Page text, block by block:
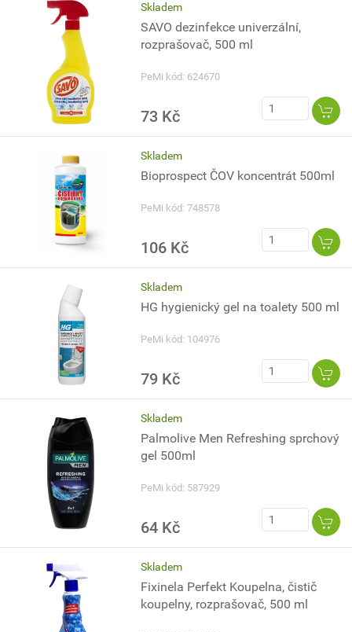
Skladem
SAVO dezinfekce univerzální,
rozprašovač, 500 ml
PeMi kód: 624670
73 Kč
Skladem
Bioprospect ČOV koncentrát 500ml
PeMi kód: 748578
106 Kč
Skladem
HG hygienický gel na toalety 500 ml
PeMi kód: 104976
79 Kč
Skladem
Palmolive Men Refreshing sprchový
gel 500ml
PeMi kód: 587929
64 Kč
Skladem
Fixinela Perfekt Koupelna, čistič
koupelny, rozprašovač, 500 ml